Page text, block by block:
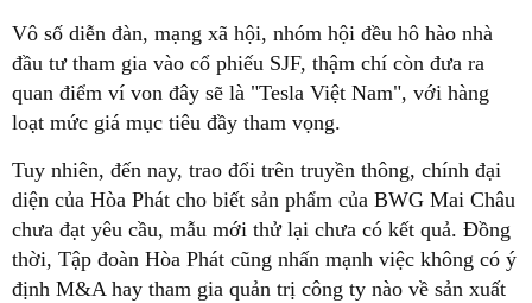
Vô số diễn đàn, mạng xã hội, nhóm hội đều hô hào nhà
đầu tư tham gia vào cổ phiếu SJF, thậm chí còn đưa ra
quan điểm ví von đây sẽ là "Tesla Việt Nam", với hàng
loạt mức giá mục tiêu đầy tham vọng.
Tuy nhiên, đến nay, trao đổi trên truyền thông, chính đại
diện của Hòa Phát cho biết sản phẩm của BWG Mai Châu
chưa đạt yêu cầu, mẫu mới thử lại chưa có kết quả. Đồng
thời, Tập đoàn Hòa Phát cũng nhấn mạnh việc không có ý
định M&A hay tham gia quản trị công ty nào về sản xuất